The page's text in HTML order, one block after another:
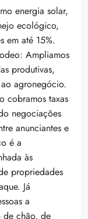
energia solar,
ecológico,
em até 15%.
Ampliamos
produtivas,
agronegócio.
cobramos taxas
negociações
anunciantes e
é a
às
propriedades
Já
a
de chão, de